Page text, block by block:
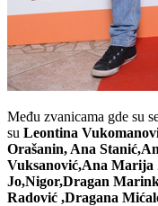
Među zvanicama gde su
su Leontina
Orašanin, Ana
Vuksanović,Ana Marija
Jo,Nigor,Dragan
Radović ,Dragana